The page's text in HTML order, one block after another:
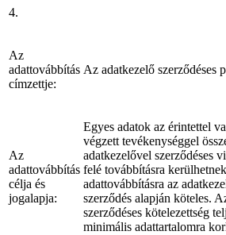
4.
Az
adattovábbítás
címzettje:
Az adatkezelő szerződéses
Az
adattovábbítás
célja és
jogalapja:
Egyes adatok az érintettel
végzett tevékenységgel
adatkezelővel szerződéses
felé továbbításra
adattovábbításra az
szerződés alapján köteles.
szerződéses kötelezettség
minimális adattartalomra